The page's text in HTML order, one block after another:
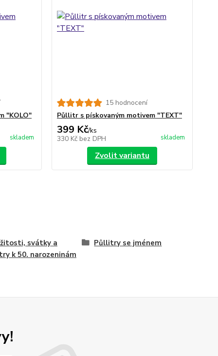
"KOLO"
skladem
15 hodnocení
Půllitr s pískovaným motivem "TEXT"
399 Kč/ks
330 Kč bez DPH skladem
Zvolit variantu
svátky a
k 50. narozeninám
Půllitry se jménem